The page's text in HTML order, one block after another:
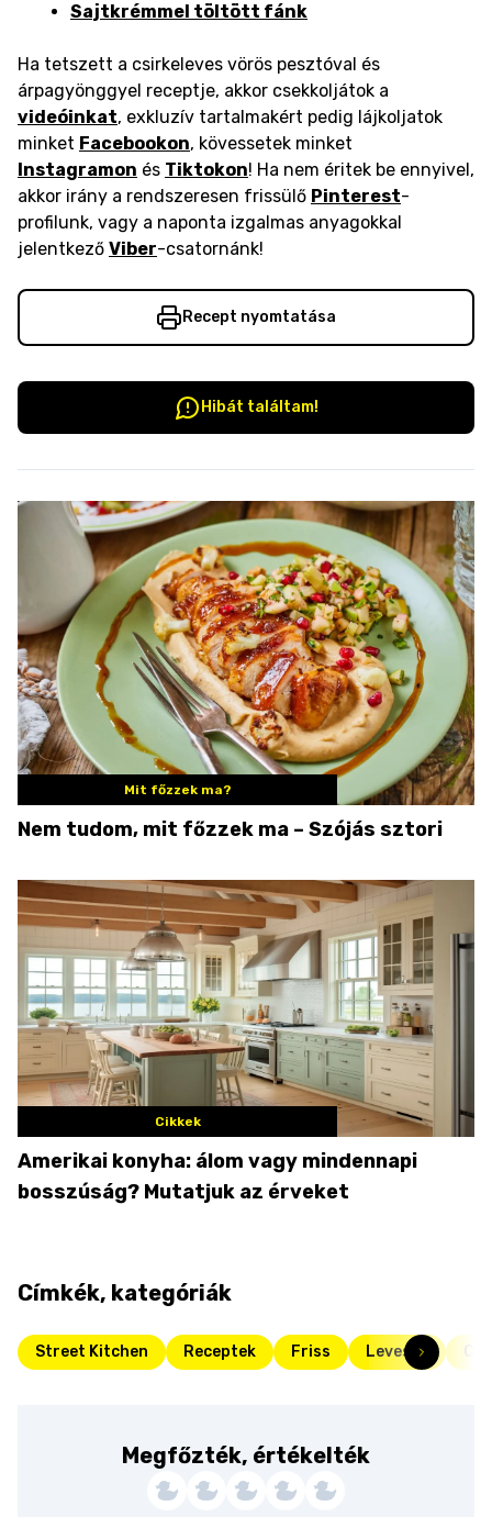
Sajtkrémmel töltött fánk
Ha tetszett a csirkeleves vörös pesztóval és
árpagyönggyel receptje, akkor csekkoljátok a
videóinkat, exkluzív tartalmakért pedig lájkoljatok
minket Facebookon, kövessetek minket
Instagramon és Tiktokon! Ha nem éritek be ennyivel,
akkor irány a rendszeresen frissülő Pinterest-
profilunk, vagy a naponta izgalmas anyagokkal
jelentkező Viber-csatornánk!
Recept nyomtatása
Hibát találtam!
Mit főzzek ma?
Nem tudom, mit főzzek ma – Szójás sztori
Cikkek
Amerikai konyha: álom vagy mindennapi
bosszúság? Mutatjuk az érveket
Címkék, kategóriák
Street Kitchen Receptek Friss Levesek
Megfőzték, értékelték